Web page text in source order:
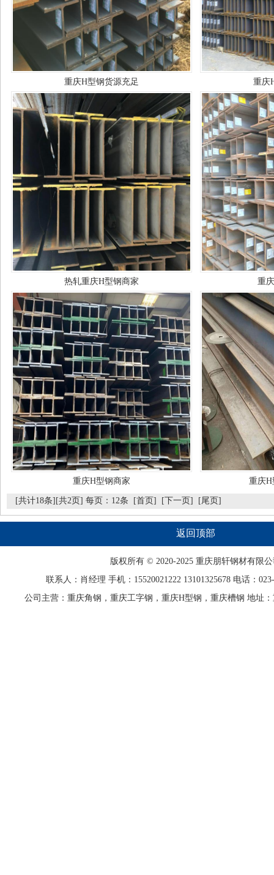
重庆H型钢货源充足 重庆
热轧重庆H型钢商家 重
重庆H型钢商家 重庆H
[共计18条][共2页] 每页：12条 [首页] [下一页] [尾页]
返回顶部
版权所有 © 2020-2025 重庆朋轩钢材有限
联系人：肖经理 手机：15520021222 13101325678 电话：
公司主营：重庆角钢，重庆工字钢，重庆H型钢，重庆槽钢 地址